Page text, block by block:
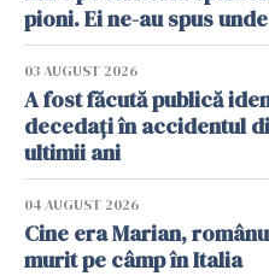
pioni. Ei ne-au spus
03 AUGUST 2026
A fost făcută publică
decedați în accidentul
ultimii ani
04 AUGUST 2026
Cine era Marian,
murit pe câmp în Italia